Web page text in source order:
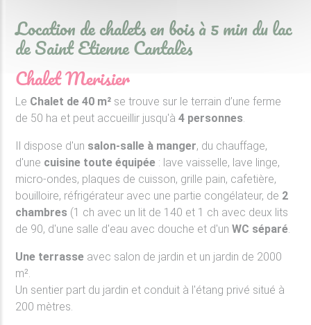
Location de chalets en bois à 5 min du lac
de Saint Etienne Cantalès
Chalet Merisier
Le Chalet de 40 m² se trouve sur le terrain d’une ferme
de 50 ha et peut accueillir jusqu'à4 personnes.
Il dispose d'un salon-salle à manger, du chauffage,
d'une cuisine toute équipée : lave vaisselle, lave linge,
micro-ondes, plaques de cuisson, grille pain, cafetière,
bouilloire, réfrigérateur avec une partie congélateur, de 2
chambres (1 ch avec un lit de 140 et 1 ch avec deux lits
de 90, d'une salle d'eau avec douche et d'unWC séparé.
Une terrasse avec salon de jardin et un jardin de 2000
m².
Un sentier part du jardin et conduit à l'étang privé situé à
200 mètres.